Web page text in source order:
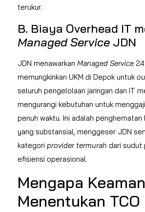
terukur.
B. Biaya Overhead IT
Managed ServiceJDN
JDN menawarkan Managed Service
memungkinkan UKM di Depok untuk
seluruh pengelolaan jaringan dan IT
mengurangi kebutuhan untuk
penuh waktu. Ini adalah penghematan
yang substansial, menggeser JDN
kategori provider termurah dari sudut
efisiensi operasional.
Mengapa
Menentukan TCO